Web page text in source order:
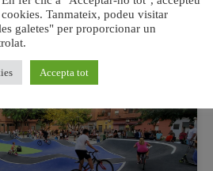
hi ha comentaris